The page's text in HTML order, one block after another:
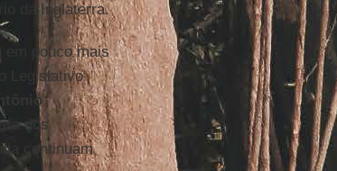
da Inglaterra.
pouco mais
Legislativo
dos
continuam